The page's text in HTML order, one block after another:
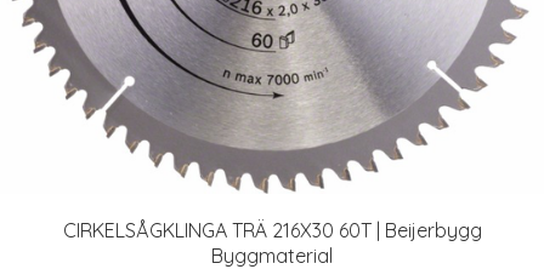
CIRKELSÅGKLINGA TRÄ 216X30 60T | Beijerbygg
Byggmaterial